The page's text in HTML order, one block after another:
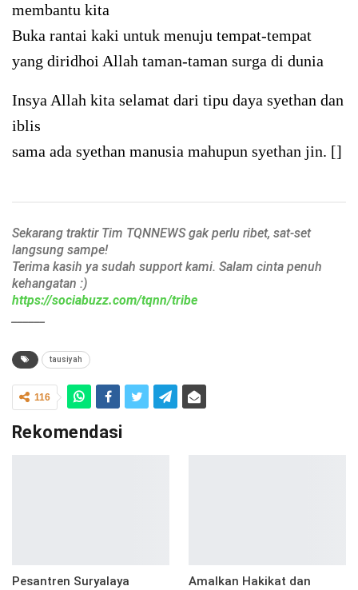
membantu kita
Buka rantai kaki untuk menuju tempat-tempat
yang diridhoi Allah taman-taman surga di dunia
Insya Allah kita selamat dari tipu daya syethan dan
iblis
sama ada syethan manusia mahupun syethan jin. []
Sekarang traktir Tim TQNNEWS gak perlu ribet, sat-set
langsung sampe!
Terima kasih ya sudah support kami. Salam cinta penuh
kehangatan :)
https://sociabuzz.com/tqnn/tribe
tausiyah
116
Rekomendasi
Pesantren Suryalaya
Amalkan Hakikat dan